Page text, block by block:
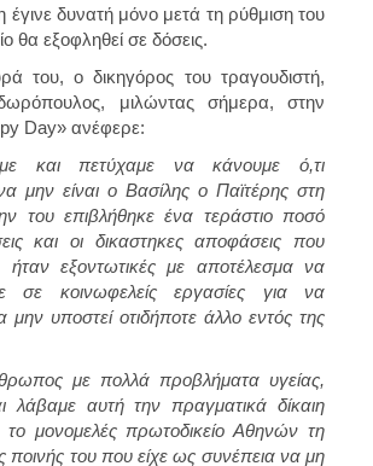
έγινε δυνατή μόνο μετά τη ρύθμιση του
θα εξοφληθεί σε δόσεις.
του, ο δικηγόρος του τραγουδιστή,
μιλώντας σήμερα, στην
Day» ανέφερε:
και πετύχαμε να κάνουμε ό,τι
μην είναι ο Βασίλης ο Παϊτέρης στη
του επιβλήθηκε ένα τεράστιο ποσό
και οι δικαστηκες αποφάσεις που
εξοντωτικές με αποτέλεσμα να
σε κοινωφελείς εργασίες για να
υποστεί οτιδήποτε άλλο εντός της
με πολλά προβλήματα υγείας,
λάβαμε αυτή την πραγματικά δίκαιη
μονομελές πρωτοδικείο Αθηνών τη
ποινής του που είχε ως συνέπεια να μη